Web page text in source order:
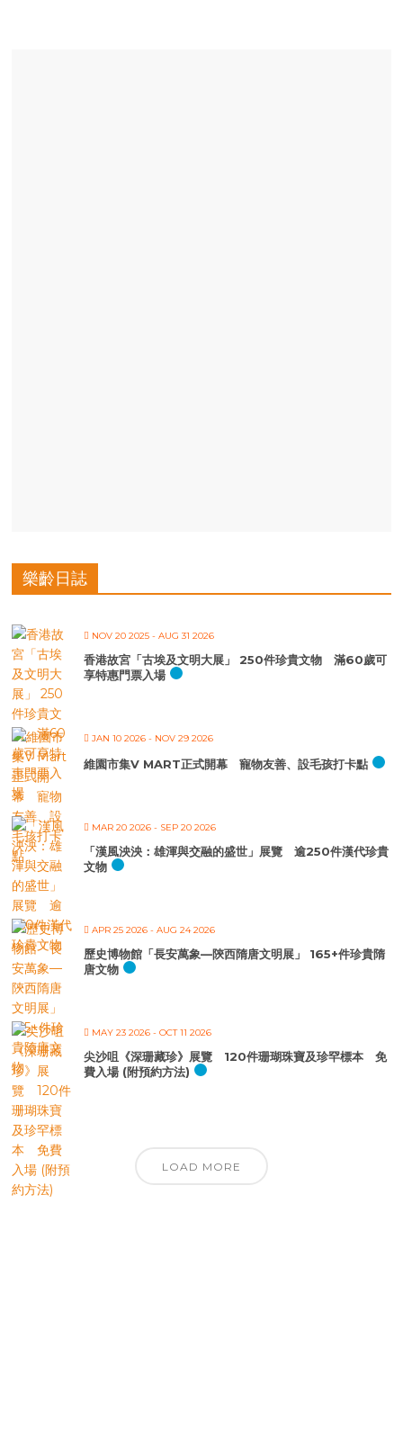
樂齡日誌
NOV 20 2025 - AUG 31 2026
香港故宮「古埃及文明大展」 250件珍貴文物 滿60歲可
享特惠門票入場
JAN 10 2026 - NOV 29 2026
維園市集V MART正式開幕 寵物友善、設毛孩打卡點
MAR 20 2026 - SEP 20 2026
「漢風泱泱：雄渾與交融的盛世」展覽 逾250件漢代珍貴
文物
APR 25 2026 - AUG 24 2026
歷史博物館「長安萬象—陝西隋唐文明展」 165+件珍貴隋
唐文物
MAY 23 2026 - OCT 11 2026
尖沙咀《深珊藏珍》展覽 120件珊瑚珠寶及珍罕標本 免
費入場 (附預約方法)
LOAD MORE